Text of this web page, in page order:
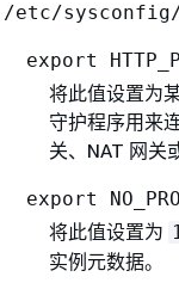
/etc/sysconfig/
export
将此值设置为
守护程序用来
关、NAT 网关
export
将此值设置为
实例元数据。